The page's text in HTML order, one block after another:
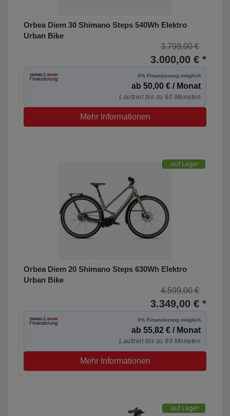
Orbea Diem 30 Shimano Steps 540Wh Elektro
Urban Bike
3.799,00 €
3.000,00 € *
0% Finanzierung möglich
ab 50,00 € / Monat
Laufzeit bis zu 60 Monaten
Mehr Informationen
Orbea Diem 20 Shimano Steps 630Wh Elektro
Urban Bike
4.599,00 €
3.349,00 € *
0% Finanzierung möglich
ab 55,82 € / Monat
Laufzeit bis zu 60 Monaten
Mehr Informationen